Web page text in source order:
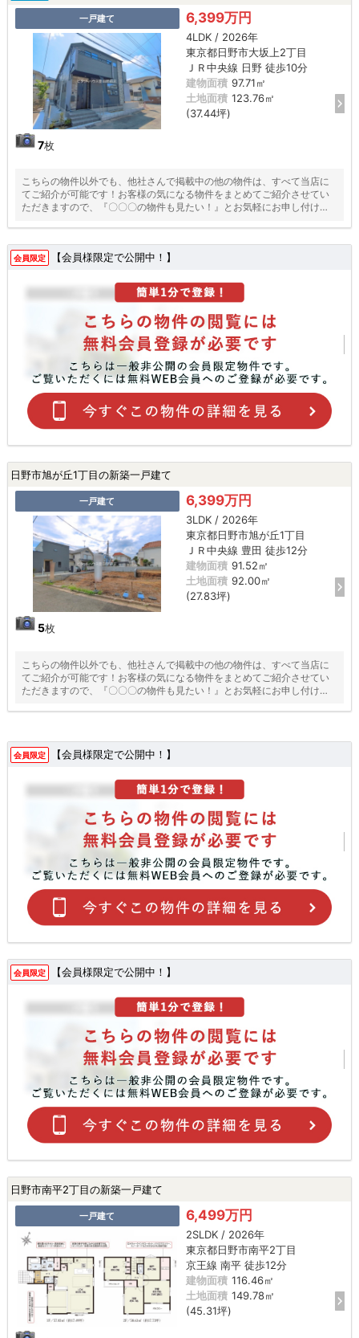
一戸建て
7枚
6,399万円
4LDK / 2026年
東京都日野市大坂上2丁目
ＪＲ中央線 日野 徒歩10分
建物面積 97.71㎡
土地面積 123.76㎡
(37.44坪)
こちらの物件以外でも、他社さんで掲載中の他の物件は、すべて当店に
てご紹介が可能です！お客様の気になる物件をまとめてご紹介させてい
ただきますので、『〇〇〇の物件も見たい！』とお気軽にお申し付けく
会員限定 【会員様限定で公開中！】
日野市旭が丘1丁目の新築一戸建て
一戸建て
5枚
6,399万円
3LDK / 2026年
東京都日野市旭が丘1丁目
ＪＲ中央線 豊田 徒歩12分
建物面積 91.52㎡
土地面積 92.00㎡
(27.83坪)
こちらの物件以外でも、他社さんで掲載中の他の物件は、すべて当店に
てご紹介が可能です！お客様の気になる物件をまとめてご紹介させてい
ただきますので、『〇〇〇の物件も見たい！』とお気軽にお申し付けく
会員限定 【会員様限定で公開中！】
会員限定 【会員様限定で公開中！】
日野市南平2丁目の新築一戸建て
一戸建て 6,499万円
2SLDK / 2026年
東京都日野市南平2丁目
京王線 南平 徒歩12分
建物面積 116.46㎡
土地面積 149.78㎡
(45.31坪)